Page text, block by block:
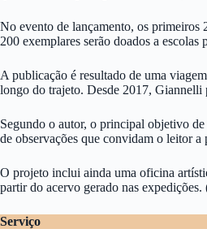
No evento de lançamento, os primeiros
200 exemplares serão doados a
A publicação é resultado de uma
longo do trajeto. Desde 2017, Giannelli
Segundo o autor, o principal objetivo
de observações que convidam o leitor a
O projeto inclui ainda uma oficina
partir do acervo gerado nas expedições.
Serviço